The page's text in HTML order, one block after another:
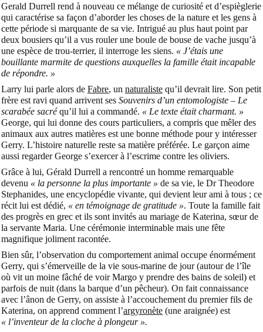
Gerald Durrell rend à nouveau ce mélange de curiosité et d’espièglerie
qui caractérise sa façon d’aborder les choses de la nature et les gens à
cette période si marquante de sa vie. Intrigué au plus haut point par
deux bousiers qu’il a vus rouler une boule de bouse de vache jusqu’à
une espèce de trou-terrier, il interroge les siens. « J’étais une
bouillante marmite de questions auxquelles la famille était incapable
de répondre. »
Larry lui parle alors de Fabre, un naturaliste qu’il devrait lire. Son petit
frère est ravi quand arrivent ses Souvenirs d’un entomologiste – Le
scarabée sacréqu’il lui a commandé. « Le texte était charmant. »
George, qui lui donne des cours particuliers, a compris que mêler des
animaux aux autres matières est une bonne méthode pour y intéresser
Gerry. L’histoire naturelle reste sa matière préférée. Le garçon aime
aussi regarder George s’exercer à l’escrime contre les oliviers.
Grâce à lui, Gérald Durrell a rencontré un homme remarquable
devenu « la personne la plus importante » de sa vie, le Dr Theodore
Stephanides, une encyclopédie vivante, qui devient leur ami à tous ; ce
récit lui est dédié, « en témoignage de gratitude ». Toute la famille fait
des progrès en grec et ils sont invités au mariage de Katerina, sœur de
la servante Maria. Une cérémonie interminable mais une fête
magnifique joliment racontée.
Bien sûr, l’observation du comportement animal occupe énormément
Gerry, qui s’émerveille de la vie sous-marine de jour (autour de l’île
où vit un moine fâché de voir Margo y prendre des bains de soleil) et
parfois de nuit (dans la barque d’un pêcheur). On fait connaissance
avec l’ânon de Gerry, on assiste à l’accouchement du premier fils de
Katerina, on apprend comment l’argyronète (une araignée) est
« l’inventeur de la cloche à plongeur ».